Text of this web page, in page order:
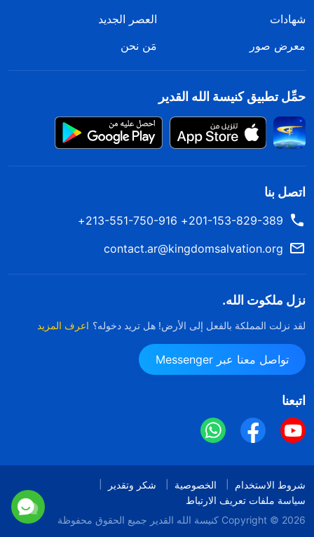
شهادات
العصر الجديد
معرض صور
مَن نحن
حمِّل تطبيق كنيسة الله القدير
اتصل بنا
201-153-829-389+ 213-551-750-916+
contact.ar@kingdomsalvation.org
نزل ملكوت الله.
لقد نزلت المملكة بالفعل إلى الأرض! هل تريد دخوله؟ اعرف المزيد
تواصل معنا عبر Messenger
اتبعنا
شروط الاستخدام الخصوصية
شكر وتقدير
سياسة ملفات تعريف الارتباط
Copyright © 2026 كنيسة الله القدير جميع الحقوق محفوظة